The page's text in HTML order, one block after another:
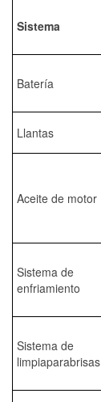
Sistema
Batería
Llantas
Aceite de motor
Sistema de
enfriamiento
Sistema de
limpiaparabrisas